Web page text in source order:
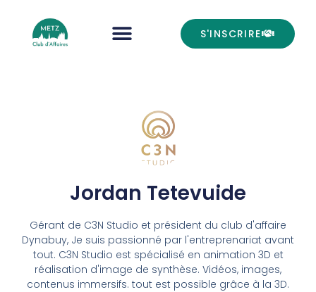
S'INSCRIRE
Jordan Tetevuide
Gérant de C3N Studio et président du club d'affaire
Dynabuy, Je suis passionné par l'entreprenariat avant
tout. C3N Studio est spécialisé en animation 3D et
réalisation d'image de synthèse. Vidéos, images,
contenus immersifs. tout est possible grâce à la 3D.